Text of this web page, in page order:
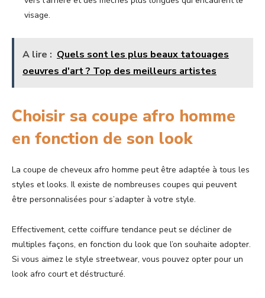
visage.
A lire : Quels sont les plus beaux tatouages
oeuvres d'art ? Top des meilleurs artistes
Choisir sa coupe afro homme
en fonction de son look
La coupe de cheveux afro homme peut être adaptée à tous les
styles et looks. Il existe de nombreuses coupes qui peuvent
être personnalisées pour s’adapter à votre style.
Effectivement, cette coiffure tendance peut se décliner de
multiples façons, en fonction du look que l’on souhaite adopter.
Si vous aimez le style streetwear, vous pouvez opter pour un
look afro court et déstructuré.